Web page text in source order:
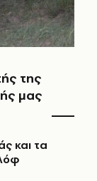
της
μας
και τα